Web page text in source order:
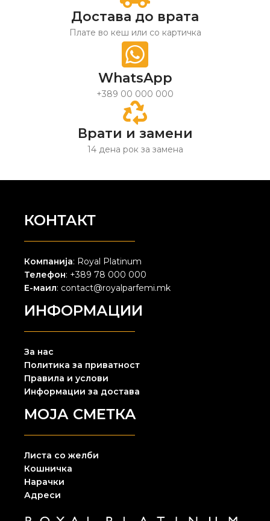
Достава до врата
Плате во кеш или со картичка
WhatsApp
+389 00 000 000
Врати и замени
14 дена рок за замена
КОНТАКТ
Компанија: Royal Platinum
Телефон: +389 78 000 000
Е-маил: contact@royalparfemi.mk
ИНФОРМАЦИИ
За нас
Политика за приватност
Правила и услови
Информации за достава
МОЈА СМЕТКА
Листа со желби
Кошничка
Нарачки
Адреси